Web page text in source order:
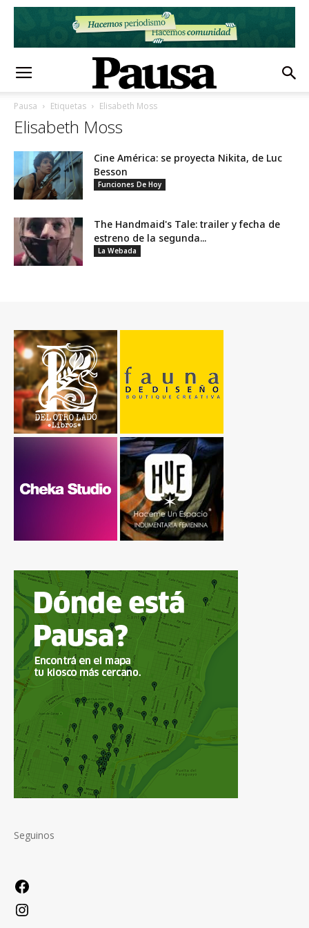
Pausa Etiquetas Elisabeth Moss
Elisabeth Moss
Cine América: se proyecta Nikita, de Luc
Besson
Funciones De Hoy
The Handmaid's Tale: trailer y fecha de
estreno de la segunda...
La Webada
Seguinos